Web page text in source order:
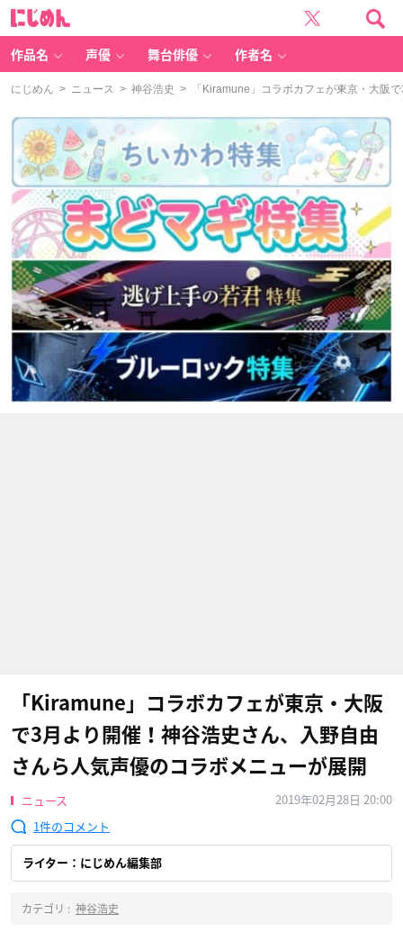
作品名 声優 舞台俳優 作者名
にじめん > ニュース > 神谷浩史 > 「Kiramune」コラボカフェが東京・大阪
「Kiramune」コラボカフェが東京・大阪
で3月より開催！神谷浩史さん、入野自由
さんら人気声優のコラボメニューが展開
ニュース
2019年02月28日 20:00
1
ライター：にじめん編集部
カテゴリ : 神谷浩史